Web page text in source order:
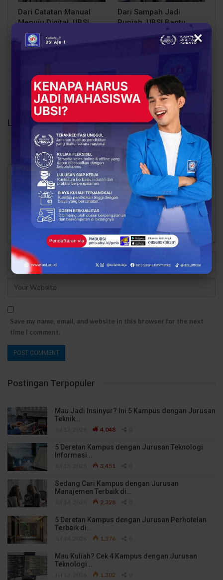
Dari Catatan Manual
Menuju Digital, UBSI
Bantu Bank Sampah
Mawar Burangrang
Dari Sampah Jadi
Rupiah, UBSI Bantu
Bank Sampah Mawar
Burangrang Go Digital
PREV NEXT
LEAVE A REPLY
Your email address will not be published.
Save my name, email, and website in this browser for the next
time I comment.
Postingan Terpopuler
Mau Jadi Insinyur? Ini 5 Kampus dengan Jurusan
Teknik…
4,048
5 Deretan Kampus dengan Jurusan Teknologi
Informasi…
3,451
Sedang Cari Kampus dengan Jurusan
Manajemen Terbaik di…
2,328
5 Deretan Kampus dengan Jurusan Perhotelan
Terbaik di…
1,376
Mau Kuliah? Cek 4 Kampus dengan Jurusan
Teknologi…
1,302
×